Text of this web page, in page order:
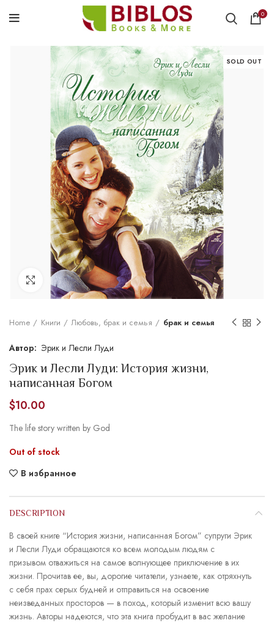
0
SOLD OUT
Увеличить
Home Книги Любовь, брак и семья брак и семья
Эрик и Лесли Луди
Эрик и Лесли Луди: История жизни,
написанная Богом
$10.00
The life story written by God
Out of stock
В избранное
DESCRIPTION
В своей книге “История жизни, написанная Богом” супруги Эрик
и Лесли Луди обращаются ко всем молодым людям с
призывом отважиться на самое волнующее приключение в их
жизни. Прочитав ее, вы, дорогие читатели, узнаете, как отряхнуть
с себя прах серых будней и отправиться на освоение
неизведанных просторов — в поход, который изменит всю вашу
жизнь. Авторы надеются, что эта книга пробудит в вас желание